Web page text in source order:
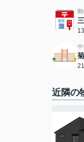
郵
中
近隣の